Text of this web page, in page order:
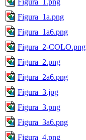
Figura_1a.png
Figura_1a6.png
Figura_2-COLO.png
Figura_2.png
Figura_2a6.png
Figura_3.jpg
Figura_3.png
Figura_3a6.png
Figura_4.png